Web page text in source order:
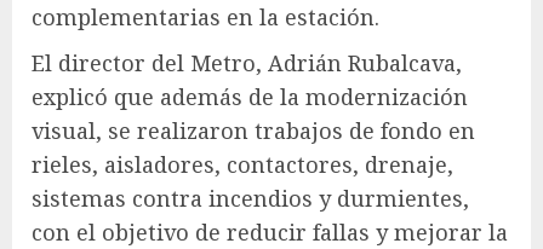
complementarias en la estación.
El director del Metro, Adrián Rubalcava,
explicó que además de la modernización
visual, se realizaron trabajos de fondo en
rieles, aisladores, contactores, drenaje,
sistemas contra incendios y durmientes,
con el objetivo de reducir fallas y mejorar la